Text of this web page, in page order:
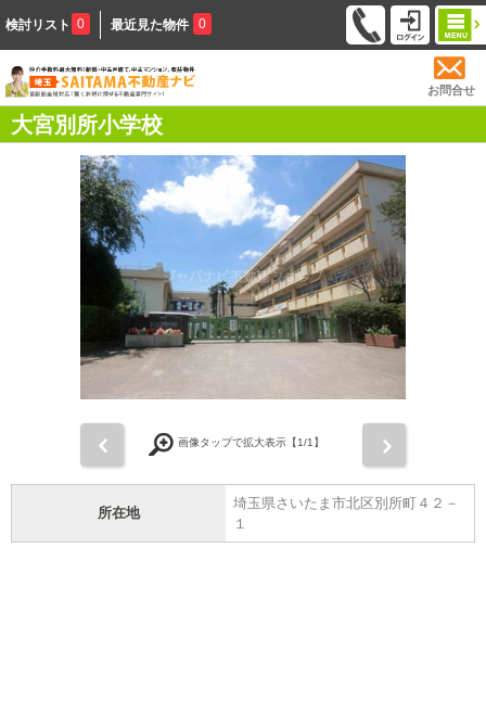
検討リスト 0 最近見た物件 0
お問合せ
大宮別所小学校
画像タップで拡大表示【1/1】
所在地
埼玉県さいたま市北区別所町４２－
１